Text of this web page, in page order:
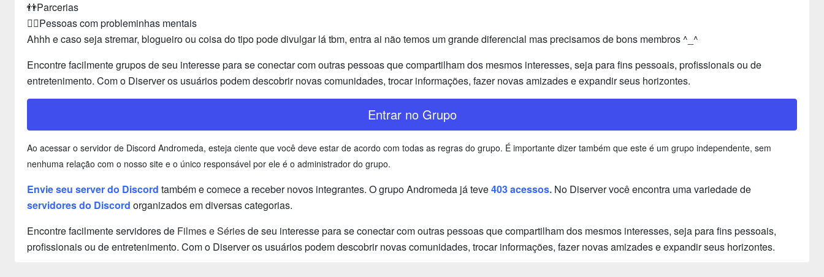
👬Parcerias
🙎‍♂️Pessoas com probleminhas mentais
Ahhh e caso seja stremar, blogueiro ou coisa do tipo pode divulgar lá tbm, entra ai não temos um grande diferencial mas precisamos de bons membros ^_^
Encontre facilmente grupos de seu interesse para se conectar com outras pessoas que compartilham dos mesmos interesses, seja para fins pessoais, profissionais ou de
entretenimento. Com o Diserver os usuários podem descobrir novas comunidades, trocar informações, fazer novas amizades e expandir seus horizontes.
Entrar no Grupo
Ao acessar o servidor de Discord Andromeda, esteja ciente que você deve estar de acordo com todas as regras do grupo. É importante dizer também que este é um grupo independente, sem
nenhuma relação com o nosso site e o único responsável por ele é o administrador do grupo.
Envie seu server do Discord também e comece a receber novos integrantes. O grupo Andromeda já teve403 acessos. No Diserver você encontra uma variedade de
servidores do Discord organizados em diversas categorias.
Encontre facilmente servidores de Filmes e Sériesde seu interesse para se conectar com outras pessoas que compartilham dos mesmos interesses, seja para fins pessoais,
profissionais ou de entretenimento. Com o Diserver os usuários podem descobrir novas comunidades, trocar informações, fazer novas amizades e expandir seus horizontes.